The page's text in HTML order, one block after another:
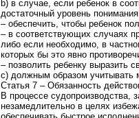
b) в случае, если ребенок в
достаточный уровень
– обеспечить, чтобы ребенок
– в соответствующих случаях
либо если необходимо, в
которых бы это явно
– позволить ребенку выразить
c) должным образом учитывать
Статья 7 – Обязанность
В процессе судопроизводства,
незамедлительно в целях